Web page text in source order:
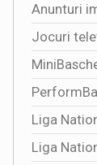
Anunturi
Jocuri
Liga
Liga